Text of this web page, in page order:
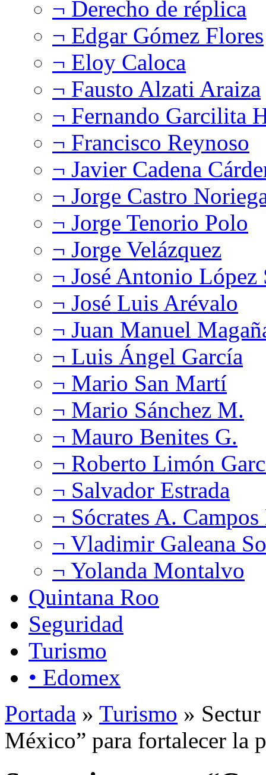
¬ Derecho de réplica
¬ Edgar Gómez Flores
¬ Eloy Caloca
¬ Fausto Alzati Araiza
¬ Fernando Garcilita
¬ Francisco Reynoso
¬ Javier Cadena
¬ Jorge Castro
¬ Jorge Tenorio Polo
¬ Jorge Velázquez
¬ José Antonio López
¬ José Luis Arévalo
¬ Juan Manuel
¬ Luis Ángel García
¬ Mario San Martí
¬ Mario Sánchez M.
¬ Mauro Benites G.
¬ Roberto Limón
¬ Salvador Estrada
¬ Sócrates A.
¬ Vladimir Galeana
¬ Yolanda Montalvo
Quintana Roo
Seguridad
Turismo
• Edomex
Portada » Turismo »
México” para fortalecer la